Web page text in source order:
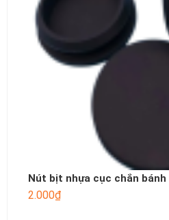
Nút bịt nhựa cục chắn bánh
2.000₫